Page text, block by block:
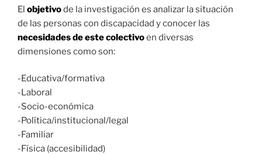
El objetivode la investigación es analizar lasituación
de las personas con discapacidad y conocer las
necesidades de este colectivoen diversas
dimensiones como son:
-Educativa/formativa
-Laboral
-Socio-económica
-Política/institucional/legal
-Familiar
-Física (accesibilidad)